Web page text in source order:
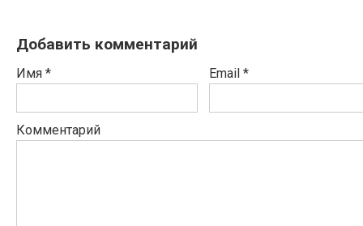
Добавить комментарий
Имя * Email *
Комментарий